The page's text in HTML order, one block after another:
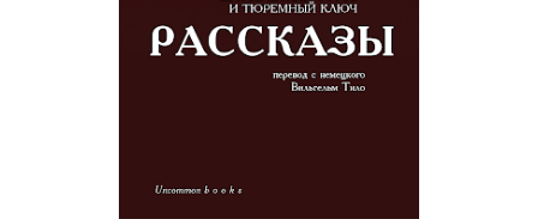
остов и тюремный ключ